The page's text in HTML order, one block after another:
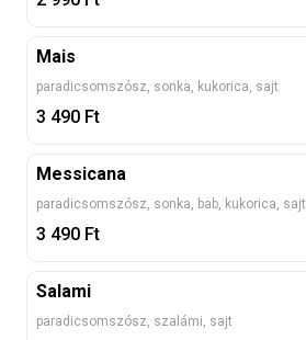
Mais
paradicsomszósz, sonka, kukorica, sajt
3 490 Ft
Messicana
paradicsomszósz, sonka, bab, kukorica, sajt
3 490 Ft
Salami
paradicsomszósz, szalámi, sajt